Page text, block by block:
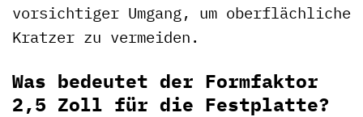
vorsichtiger Umgang, um oberflächliche
Kratzer zu vermeiden.
Was bedeutet der Formfaktor
2,5 Zoll für die Festplatte?